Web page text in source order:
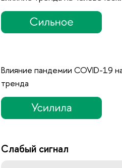
Влияние пандемии COVID-19
тренда
Слабый сигнал